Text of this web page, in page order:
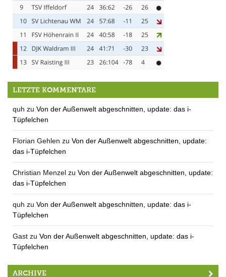
Berg II verliert Derby – und alle sind glücklich
LETZTE KOMMENTARE
quh zu Von der Außenwelt abgeschnitten, update: das i-
Tüpfelchen
Florian Gehlen zu Von der Außenwelt abgeschnitten, update:
das i-Tüpfelchen
Christian Menzel zu Von der Außenwelt abgeschnitten, update:
das i-Tüpfelchen
quh zu Von der Außenwelt abgeschnitten, update: das i-
Tüpfelchen
Gast zu Von der Außenwelt abgeschnitten, update: das i-
Tüpfelchen
ARCHIVE